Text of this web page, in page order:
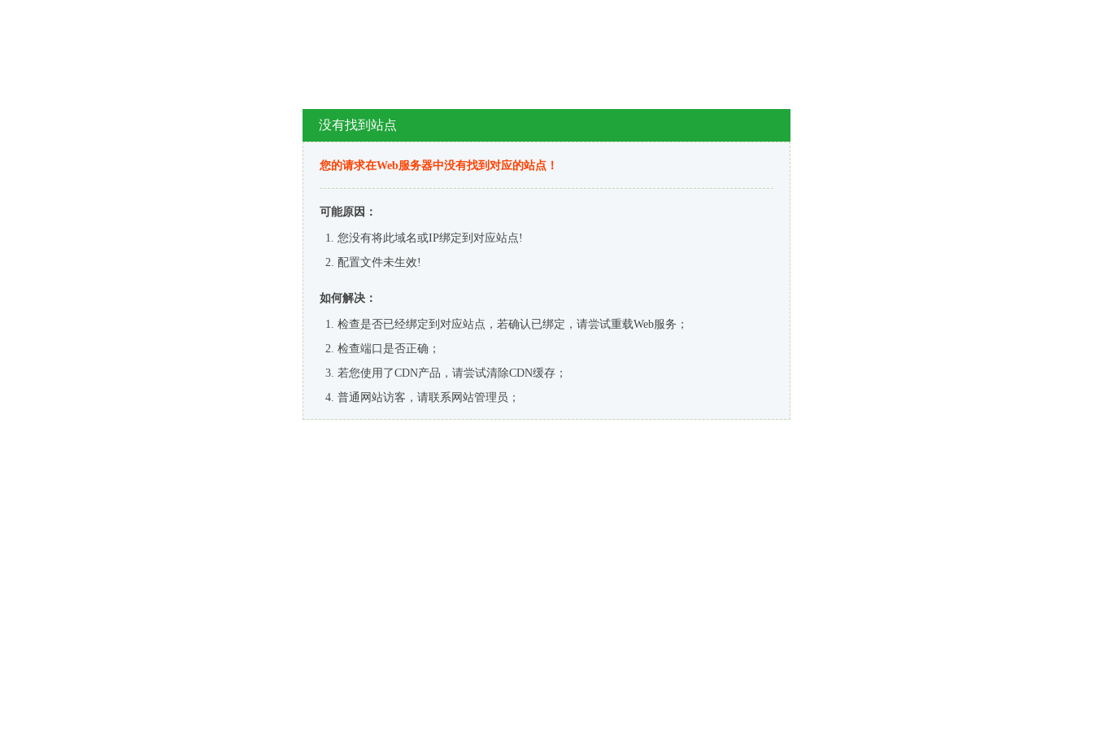
没有找到站点
您的请求在Web服务器中没有找到对应的站点！
可能原因：
您没有将此域名或IP绑定到对应站点!
配置文件未生效!
如何解决：
检查是否已经绑定到对应站点，若确认已绑定，请尝试重载Web服务；
检查端口是否正确；
若您使用了CDN产品，请尝试清除CDN缓存；
普通网站访客，请联系网站管理员；